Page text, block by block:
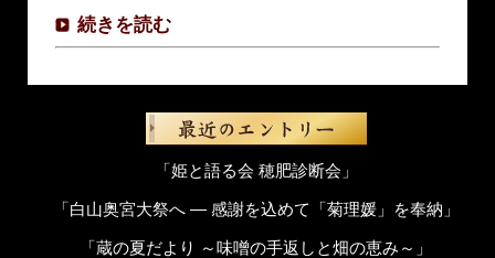
続きを読む
「姫と語る会 穂肥診断会」
「白山奥宮大祭へ ― 感謝を込めて「菊理媛」を奉納」
「蔵の夏だより ～味噌の手返しと畑の恵み～」